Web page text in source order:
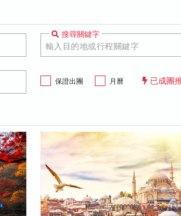
搜尋關鍵字
保證出團
月曆 已成團